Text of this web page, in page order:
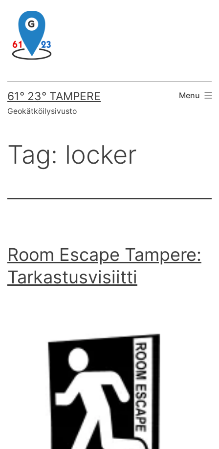
content
61° 23° TAMPERE
Geokätköilysivusto
Menu
Tag: locker
Room Escape Tampere:
Tarkastusvisiitti